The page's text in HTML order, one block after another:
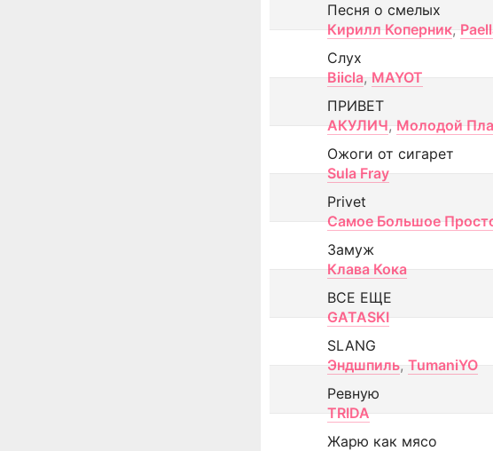
Песня о смелых
Кирилл Коперник,
Слух
Biicla, MAYOT
ПРИВЕТ
АКУЛИЧ, Молодой
Ожоги от сигарет
Sula Fray
Privet
Самое Большое
Замуж
Клава Кока
ВСЕ ЕЩЕ
GATASKI
SLANG
Эндшпиль, TumaniYO
Ревную
TRIDA
Жарю как мясо